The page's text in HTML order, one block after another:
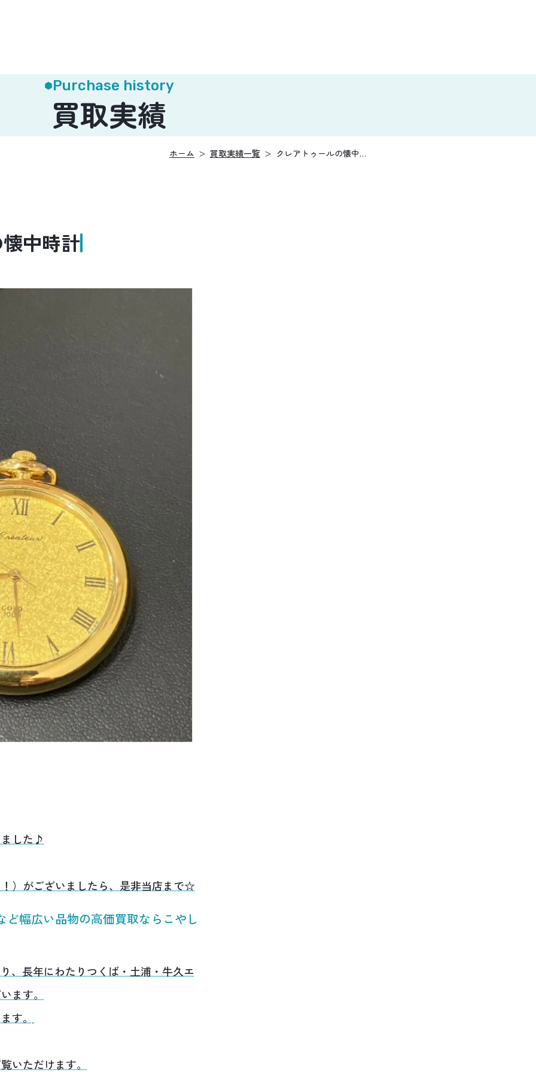
Purchase history
買取実績
ホーム 買取実績一覧 クレアトゥールの懐中…
中時計
ました♪
）がございましたら、是非当店まで☆
幅広い品物の高価買取ならこやし
、長年にわたりつくば・土浦・牛久エ
ます。
す。
いただけます。